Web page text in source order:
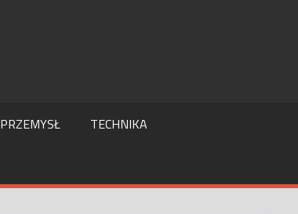
PRZEMYSŁ TECHNIKA